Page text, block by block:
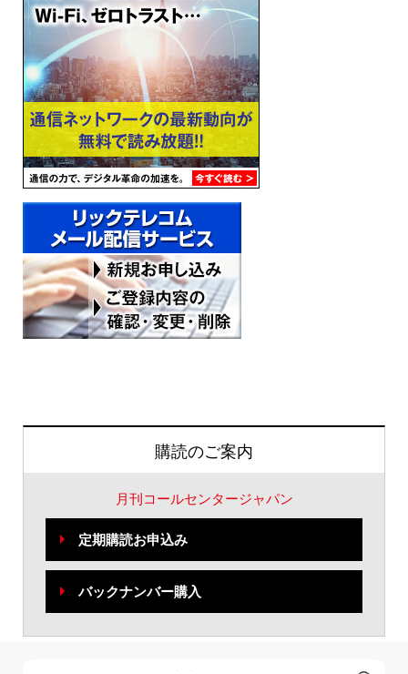
購読のご案内
月刊コールセンタージャパン
定期購読お申込み
バックナンバー購入